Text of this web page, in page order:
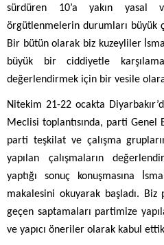
sürdüren 10’a yakın
örgütlenmelerin durumları büyük
Bir bütün olarak biz kuzeyliler
büyük bir ciddiyetle
değerlendirmek için bir vesile
Nitekim 21-22 ocakta
Meclisi toplantısında, parti Genel
parti teşkilat ve çalışma
yapılan çalışmaların
yaptığı sonuç konuşmasına
makalesini okuyarak başladı.
geçen saptamaları partimize
ve yapıcı öneriler olarak kabul